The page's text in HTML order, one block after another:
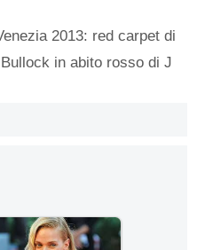
2013: red carpet di
in abito rosso di J